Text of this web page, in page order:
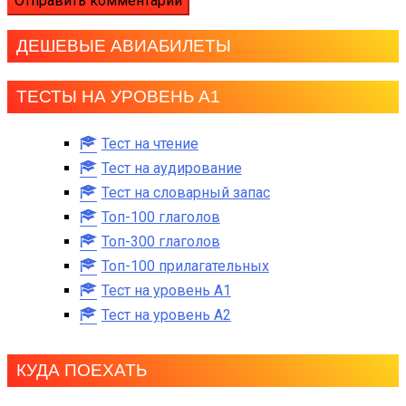
ДЕШЕВЫЕ АВИАБИЛЕТЫ
ТЕСТЫ НА УРОВЕНЬ А1
Тест на чтение
Тест на аудирование
Тест на словарный запас
Топ-100 глаголов
Топ-300 глаголов
Топ-100 прилагательных
Тест на уровень A1
Тест на уровень A2
КУДА ПОЕХАТЬ